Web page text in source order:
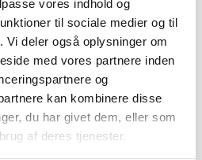
vores indhold og
til sociale medier og til
deler også oplysninger om
med vores partnere inden
og
kan kombinere disse
du har givet dem, eller som
af deres tjenester.